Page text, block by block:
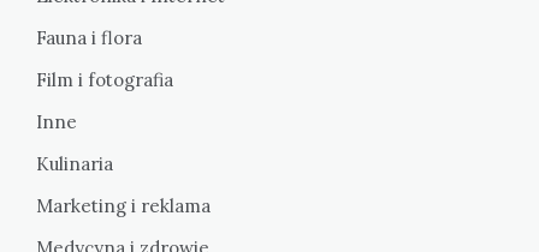
Fauna i flora
Film i fotografia
Inne
Kulinaria
Marketing i reklama
Medycyna i zdrowie